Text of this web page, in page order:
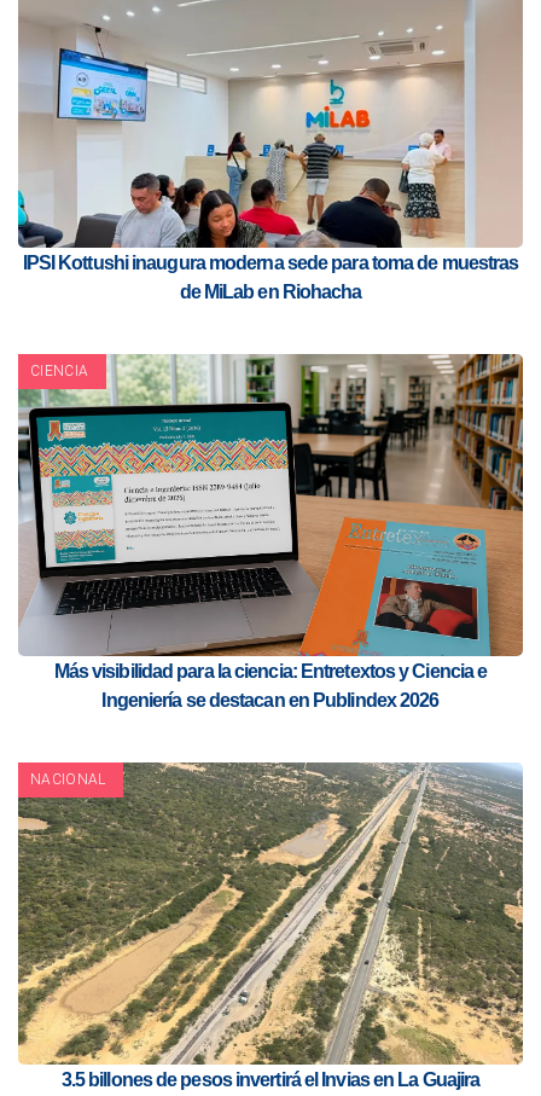
IPSI Kottushi inaugura moderna sede para toma de muestras
de MiLab en Riohacha
CIENCIA
Más visibilidad para la ciencia: Entretextos y Ciencia e
Ingeniería se destacan en Publindex 2026
NACIONAL
3.5 billones de pesos invertirá el Invias en La Guajira